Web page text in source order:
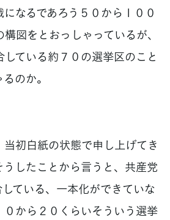
なるであろう５０から１００
図をとおっしゃっているが、
ている約７０の選挙区のこと
のか。
初白紙の状態で申し上げてき
したことから言うと、共産党
ている、一本化ができていな
０から２０くらいそういう選挙